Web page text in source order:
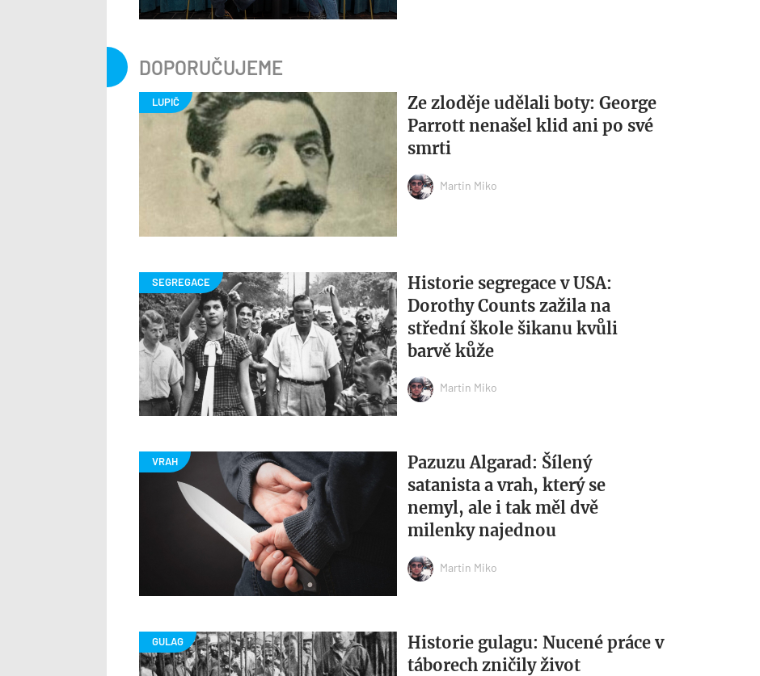
DOPORUČUJEME
Ze zloděje udělali boty: George
Parrott nenašel klid ani po své
smrti
Martin Miko
Historie segregace v USA:
Dorothy Counts zažila na
střední škole šikanu kvůli
barvě kůže
Martin Miko
Pazuzu Algarad: Šílený
satanista a vrah, který se
nemyl, ale i tak měl dvě
milenky najednou
Martin Miko
Historie gulagu: Nucené práce v
táborech zničily život